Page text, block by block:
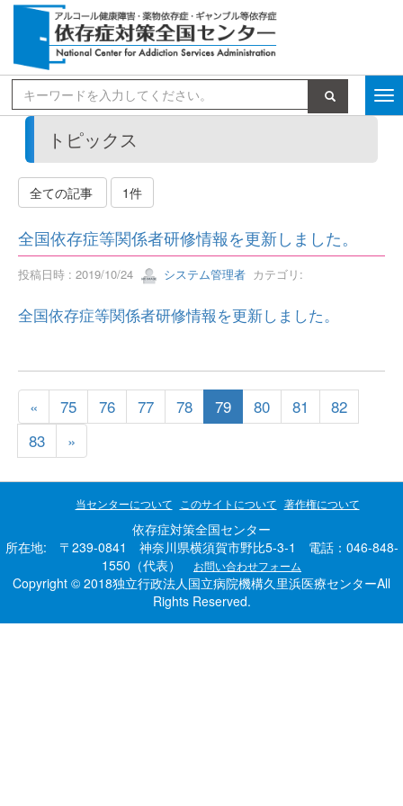
検索
トピックス
全ての記事 1件
全国依存症等関係者研修情報を更新しました。
投稿日時 : 2019/10/24 システム管理者 カテゴリ:
全国依存症等関係者研修情報を更新しました。
« 75 76 77 78 79 80 81
82
83
»
当センターについて このサイトについて 著作権について
依存症対策全国センター
所在地: 〒239-0841 神奈川県横須賀市野比5-3-1 電話：046-848-
1550（代表）
お問い合わせフォーム
Copyright © 2018独立行政法人国立病院機構久里浜医療センターAll
Rights Reserved.